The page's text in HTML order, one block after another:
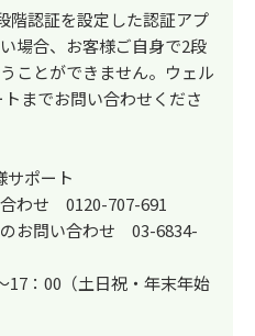
階認証を設定した認証アプ
場合、お客様ご自身で2段
ことができません。ウェル
までお問い合わせくださ
サポート
わせ 0120-707-691
お問い合わせ 03-6834-
：00（土日祝・年末年始